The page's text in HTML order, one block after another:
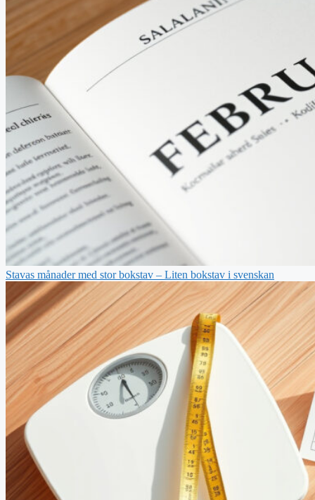
Stavas månader med stor bokstav – Liten bokstav i svenskan